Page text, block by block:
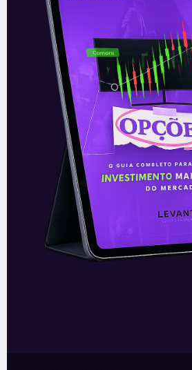
Newsletter ‘E Eu
Para ficar por dentro do
investimentos de
abaixo einscreva-se
Leia mais sobre a